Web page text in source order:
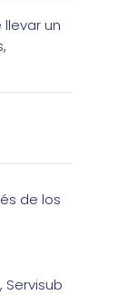
un
de los
Servisub